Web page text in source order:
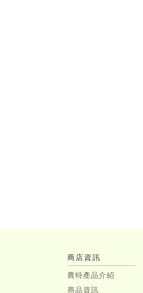
商店資訊
農特產品介紹
商品資訊